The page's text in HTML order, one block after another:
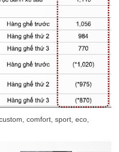
comfort, sport, eco,